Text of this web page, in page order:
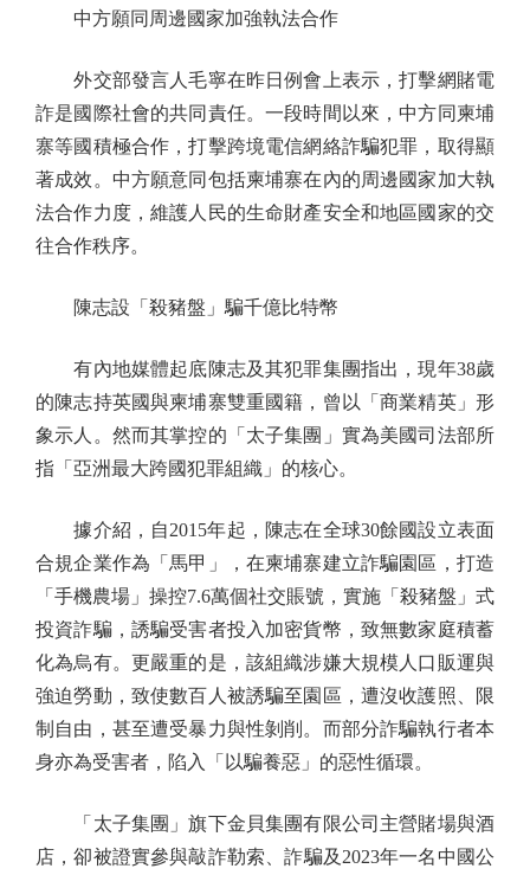
中方願同周邊國家加強執法合作
外交部發言人毛寧在昨日例會上表示，打擊網賭電
詐是國際社會的共同責任。一段時間以來，中方同柬埔
寨等國積極合作，打擊跨境電信網絡詐騙犯罪，取得顯
著成效。中方願意同包括柬埔寨在內的周邊國家加大執
法合作力度，維護人民的生命財產安全和地區國家的交
往合作秩序。
陳志設「殺豬盤」騙千億比特幣
有內地媒體起底陳志及其犯罪集團指出，現年38歲
的陳志持英國與柬埔寨雙重國籍，曾以「商業精英」形
象示人。然而其掌控的「太子集團」實為美國司法部所
指「亞洲最大跨國犯罪組織」的核心。
據介紹，自2015年起，陳志在全球30餘國設立表面
合規企業作為「馬甲」，在柬埔寨建立詐騙園區，打造
「手機農場」操控7.6萬個社交賬號，實施「殺豬盤」式
投資詐騙，誘騙受害者投入加密貨幣，致無數家庭積蓄
化為烏有。更嚴重的是，該組織涉嫌大規模人口販運與
強迫勞動，致使數百人被誘騙至園區，遭沒收護照、限
制自由，甚至遭受暴力與性剝削。而部分詐騙執行者本
身亦為受害者，陷入「以騙養惡」的惡性循環。
「太子集團」旗下金貝集團有限公司主營賭場與酒
店，卻被證實參與敲詐勒索、詐騙及2023年一名中國公